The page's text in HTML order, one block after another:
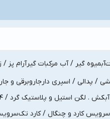
آبمیوه گیر / آب مرکبات گیرآرام پز /
/ پدالی / اسپری دارجاروبرقی و
. لگن استیل و پلاستیک گرد / 4گوش
کارد و چنگال / کارد تک